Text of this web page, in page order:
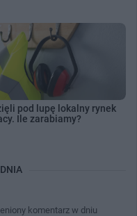
pod lupę lokalny rynek
Ile zarabiamy?
komentarz w dniu